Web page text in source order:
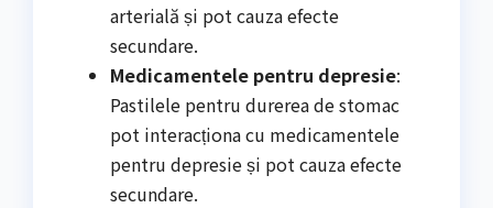
arterială și pot cauza efecte
secundare.
Medicamentele pentru depresie:
Pastilele pentru durerea de stomac
pot interacționa cu medicamentele
pentru depresie și pot cauza efecte
secundare.